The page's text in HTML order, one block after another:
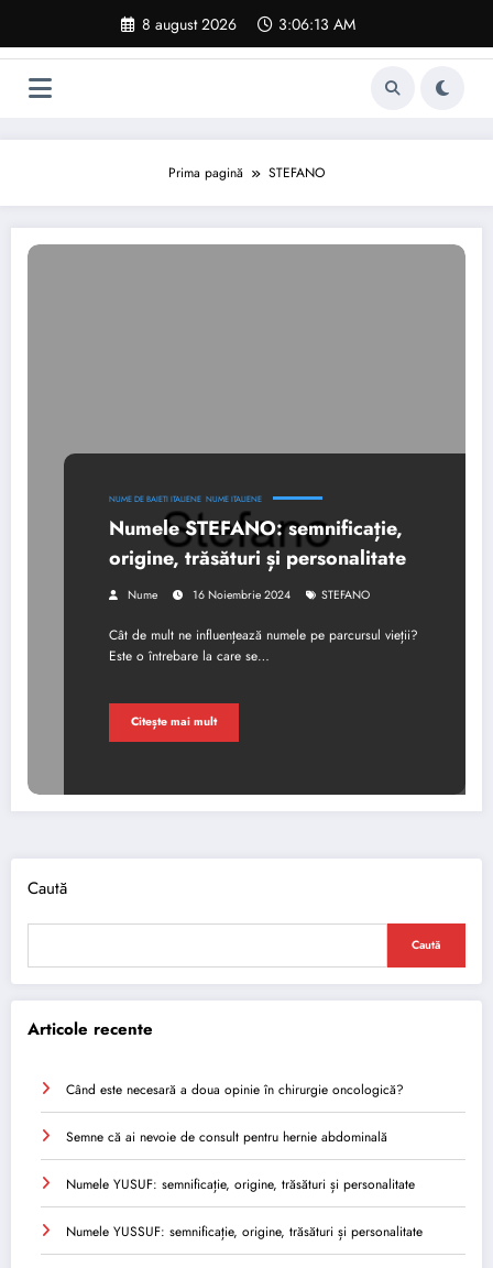
conținut
8 august 2026 3:06:13 AM
Prima pagină STEFANO
NUME DE BAIETI ITALIENE NUME ITALIENE
Numele STEFANO: semnificație,
origine, trăsături și personalitate
Nume 16 Noiembrie 2024 STEFANO
Cât de mult ne influențează numele pe parcursul vieții?
Este o întrebare la care se…
Citește mai mult
Caută
Caută
Articole recente
Când este necesară a doua opinie în chirurgie oncologică?
Semne că ai nevoie de consult pentru hernie abdominală
Numele YUSUF: semnificație, origine, trăsături și personalitate
Numele YUSSUF: semnificație, origine, trăsături și personalitate